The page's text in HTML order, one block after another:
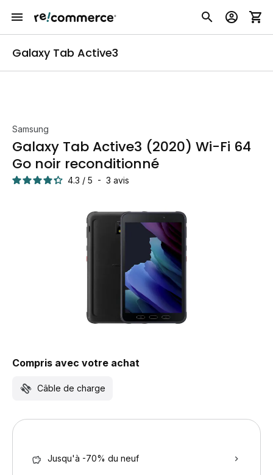
Galaxy Tab Active3
Samsung
Galaxy Tab Active3 (2020) Wi-Fi 64
Go noir reconditionné
4.3 / 5 - 3 avis
Compris avec votre achat
Câble de charge
Jusqu'à -70% du neuf